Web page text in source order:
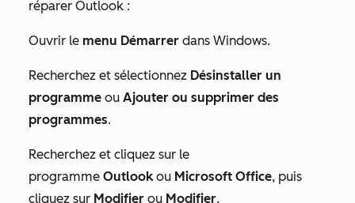
réparer Outlook :
Ouvrir le menu Démarrer dans Windows.
Recherchez et sélectionnez Désinstaller un
programme ou Ajouter ou supprimer des
programmes.
Recherchez et cliquez sur le
programme Outlookou Microsoft Office, puis
cliquez sur Modifier ou Modifier.